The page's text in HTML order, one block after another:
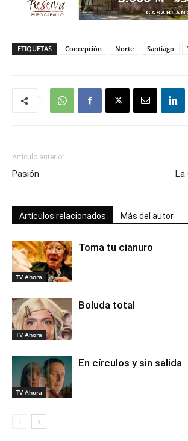
ETIQUETAS Concepción Norte Santiago
Artículo anterior
Pasión La
Artículos relacionados Más del autor
TV Ahora
Toma tu cianuro
TV Ahora
Boluda total
TV Ahora
En círculos y sin salida